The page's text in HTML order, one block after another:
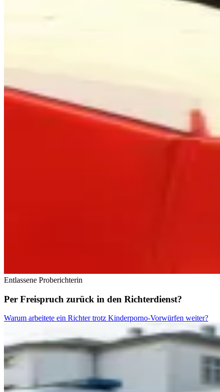
Entlassene Proberichterin
Per Freispruch zurück in den Richterdienst?
Warum arbeitete ein Richter trotz Kinderporno-Vorwürfen weiter?